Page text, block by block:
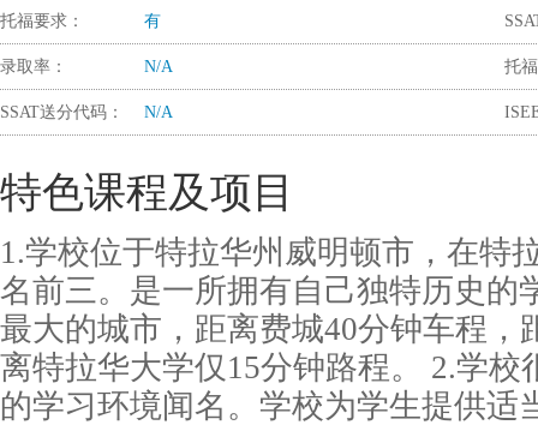
托福要求： 有
录取率： N/A 托
SSAT送分代码： N/A
特色课程及项目
1.学校位于特拉华州威明顿市，在特
名前三。是一所拥有自己独特历史的
最大的城市，距离费城40分钟车程，
离特拉华大学仅15分钟路程。 2.学
的学习环境闻名。学校为学生提供适